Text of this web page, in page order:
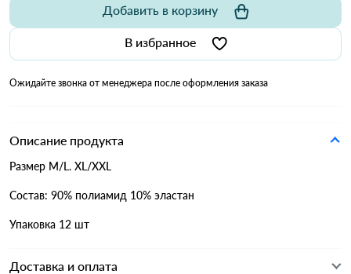
В избранное
Добавить в корзину
Ожидайте звонка от менеджера после оформления заказа
Описание продукта
Размер M/L. XL/XXL
Состав: 90% полиамид 10% эластан
Упаковка 12 шт
Доставка и оплата